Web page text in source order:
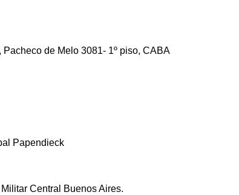
de Melo 3081- 1º piso, CABA
Papendieck
Militar Central Buenos Aires.